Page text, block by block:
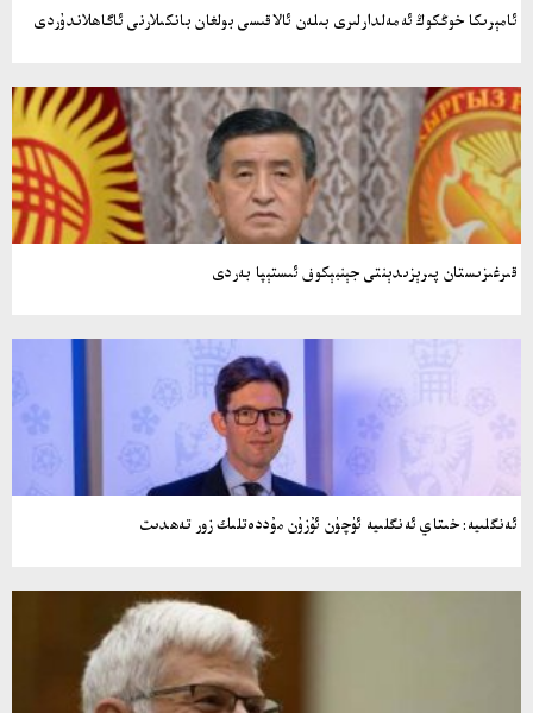
ئامېرىكا خوڭكوڭ ئەمەلدارلىرى بىلەن ئالاقىسى بولغان بانكىلارنى ئاگاھلاندۇردى
قىرغىزىستان پىرېزىدېنتى جېنبېكوف ئىستېپا بەردى
ئەنگلىيە: خىتاي ئەنگلىيە ئۈچۈن ئۇزۇن مۇددەتلىك زور تەھدىت